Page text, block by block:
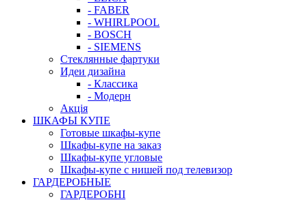
- FABER
- WHIRLPOOL
- BOSCH
- SIEMENS
Стеклянные фартуки
Идеи дизайна
- Класcика
- Модерн
Акція
ШКАФЫ КУПЕ
Готовые шкафы-купе
Шкафы-купе на заказ
Шкафы-купе угловые
Шкафы-купе с нишей под телевизор
ГАРДЕРОБНЫЕ
ГАРДЕРОБНІ